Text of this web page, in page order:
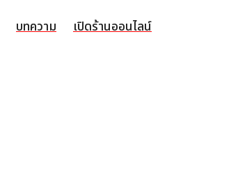
บทความ เปิดร้านออนไลน์